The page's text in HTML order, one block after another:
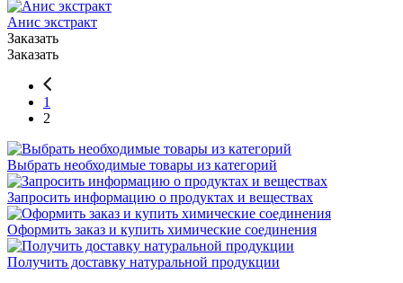
Анис экстракт
Заказать
Заказать
1
2
Выбрать необходимые товары из категорий
Запросить информацию о продуктах и веществах
Оформить заказ и купить химические соединения
Получить доставку натуральной продукции